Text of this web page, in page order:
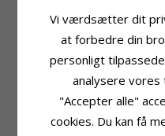
Fatning
Højde Ekskl. Øsken: 11,1 mm
Bredde:7,5 mm
1,0 mm
Vi værdsætter dit
at forbedre din
personligt
analysere vores
"Accepter alle"
cookies. Du kan få